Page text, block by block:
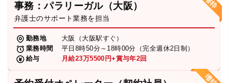
事務：パラリーガル（大阪）
弁護士のサポート業務を担当
勤務地
大阪（大阪駅すぐ）
業務時間
平日8時50分～18時00分（完全週休2日制）
給与
月給23万5500円+賞与年2回
求人採用
お知らせ